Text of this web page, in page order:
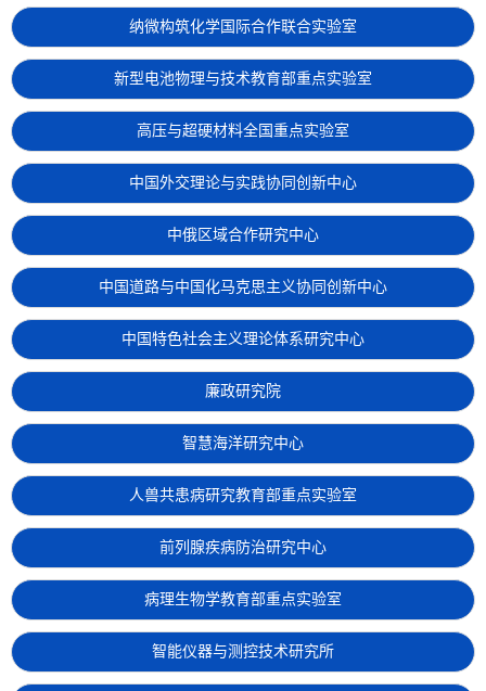
纳微构筑化学国际合作联合实验室
新型电池物理与技术教育部重点实验室
高压与超硬材料全国重点实验室
中国外交理论与实践协同创新中心
中俄区域合作研究中心
中国道路与中国化马克思主义协同创新中心
中国特色社会主义理论体系研究中心
廉政研究院
智慧海洋研究中心
人兽共患病研究教育部重点实验室
前列腺疾病防治研究中心
病理生物学教育部重点实验室
智能仪器与测控技术研究所